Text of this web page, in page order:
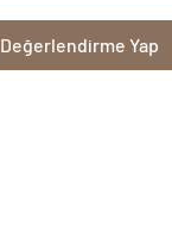
Değerlendirme Yap